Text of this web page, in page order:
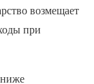
возмещает
при